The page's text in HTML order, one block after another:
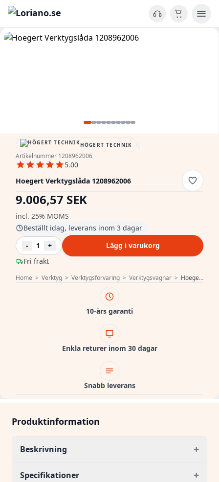
Home > Verktyg > Verktygsförvaring > Verktygsvagnar > Hoegert Verktygslåda 1208962006
HÖGERT TECHNIK |
Artikelnummer 1208962006
5.00
Hoegert Verktygslåda 1208962006
9.006,57 SEK
incl. 25% MOMS
Fri frakt
Beställt idag, leverans inom 3 dagar
-
1 + Lägg i varukorg
10-års garanti
Enkla returer inom 30 dagar
Snabb leverans
Produktinformation
Beskrivning +
Specifikationer +